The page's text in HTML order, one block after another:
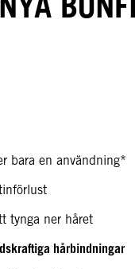
bara en användning*
tynga ner håret
hårbindningar